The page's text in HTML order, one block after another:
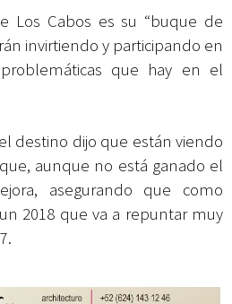
Los Cabos es su “buque de
invirtiendo y participando en
que hay en el
destino dijo que están viendo
aunque no está ganado el
asegurando que como
2018 que va a repuntar muy